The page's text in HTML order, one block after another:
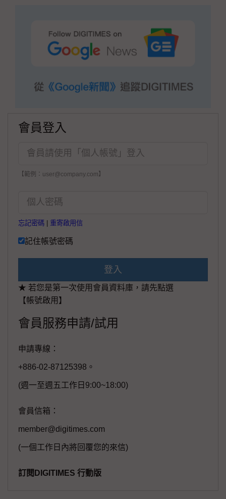
會員登入
【範例：user@company.com】
忘記密碼 重寄啟用信
記住帳號密碼
登入
★ 若您是第一次使用會員資料庫，請先點選
【帳號啟用】
會員服務申請/試用
申請專線：
+886-02-87125398。
(週一至週五工作日9:00~18:00)
會員信箱：
member@digitimes.com
(一個工作日內將回覆您的來信)
訂閱DIGITIMES 行動版